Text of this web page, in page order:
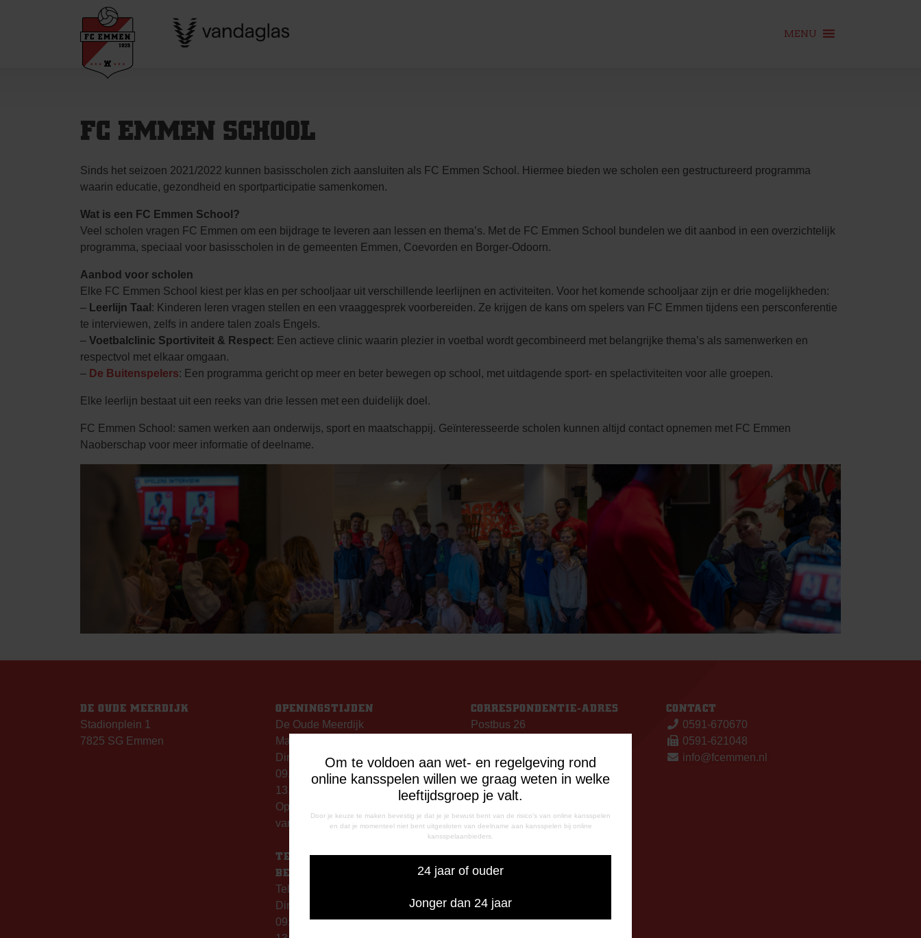
Om te voldoen aan wet- en regelgeving rond
online kansspelen willen we graag weten in welke
leeftijdsgroep je valt.
Door je keuze te maken bevestig je dat je je bewust bent van de risico's van online kansspelen
en dat je momenteel niet bent uitgesloten van deelname aan kansspelen bij online
kansspelaanbieders.
24 jaar of ouder
Jonger dan 24 jaar
MENU
FC EMMEN SCHOOL
Sinds het seizoen 2021/2022 kunnen basisscholen zich aansluiten als FC Emmen School. Hiermee bieden we scholen een gestructureerd programma
waarin educatie, gezondheid en sportparticipatie samenkomen.
Wat is een FC Emmen School?
Veel scholen vragen FC Emmen om een bijdrage te leveren aan lessen en thema’s. Met de FC Emmen School bundelen we dit aanbod in een overzichtelijk
programma, speciaal voor basisscholen in de gemeenten Emmen, Coevorden en Borger-Odoorn.
Aanbod voor scholen
Elke FC Emmen School kiest per klas en per schooljaar uit verschillende leerlijnen en activiteiten. Voor het komende schooljaar zijn er drie mogelijkheden:
– Leerlijn Taal : Kinderen leren vragen stellen en een vraaggesprek voorbereiden. Ze krijgen de kans om spelers van FC Emmen tijdens een persconferentie
te interviewen, zelfs in andere talen zoals Engels.
– Voetbalclinic Sportiviteit & Respect: Een actieve clinic waarin plezier in voetbal wordt gecombineerd met belangrijke thema’s als samenwerken en
respectvol met elkaar omgaan.
– De Buitenspelers: Een programma gericht op meer en beter bewegen op school, met uitdagende sport- en spelactiviteiten voor alle groepen.
Elke leerlijn bestaat uit een reeks van drie lessen met een duidelijk doel.
FC Emmen School: samen werken aan onderwijs, sport en maatschappij. Geïnteresseerde scholen kunnen altijd contact opnemen met FC Emmen
Naoberschap voor meer informatie of deelname.
DE OUDE MEERDIJK
Stadionplein 1
7825 SG Emmen
OPENINGSTIJDEN
De Oude Meerdijk
Maandag: 09.00 – 17.00 uur
Dinsdag t/m vrijdag:
09.00 – 12.15 uur
13.00 – 17.00 uur
Op thuiswedstrijddagen geopend
vanaf 13.00 uur (i.p.v. 09.00 uur).
TELEFONISCHE
BEREIKBAARHEID
Telefonisch bereikbaar op:
Dinsdag
09:00 - 12:15 uur
CORRESPONDENTIE-ADRES
Postbus 26
CONTACT
0591-670670
0591-621048
info@fcemmen.nl